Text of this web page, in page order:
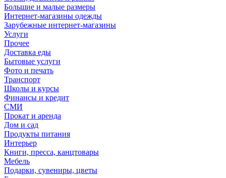
Большие и малые размеры
Интернет-магазины одежды
Зарубежные интернет-магазины
Услуги
Прочее
Доставка еды
Бытовые услуги
Фото и печать
Транспорт
Школы и курсы
Финансы и кредит
СМИ
Прокат и аренда
Дом и сад
Продукты питания
Интерьер
Книги, пресса, канцтовары
Мебель
Подарки, сувениры, цветы